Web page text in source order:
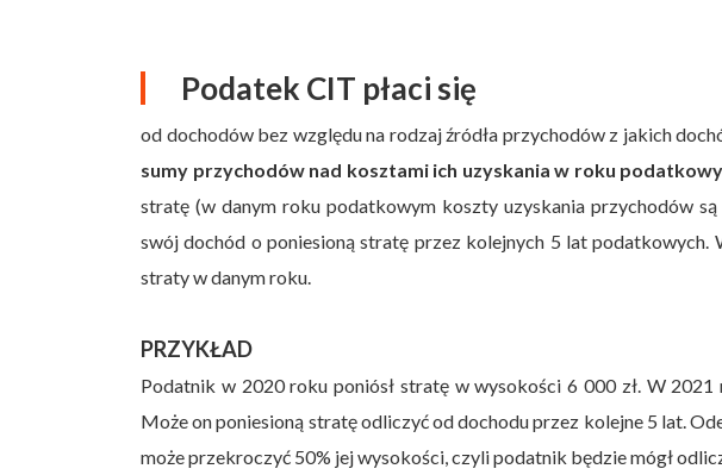
Podatek CIT płaci się
od dochodów bez względu na rodzaj źródła przychodów z jakich
sumy przychodów nad kosztami ich uzyskania w roku
stratę (w danym roku podatkowym koszty uzyskania przychodów
swój dochód o poniesioną stratę przez kolejnych 5 lat podatkowych.
straty w danym roku.
PRZYKŁAD
Podatnik w 2020 roku poniósł stratę w wysokości 6 000 zł. W
Może on poniesioną stratę odliczyć od dochodu przez kolejne 5 lat.
może przekroczyć 50% jej wysokości, czyli podatnik będzie mógł